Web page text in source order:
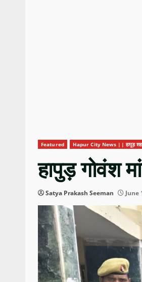
Featured Hapur City News || हापुड़
हापुड़ गोवंश
Satya Prakash Seeman June